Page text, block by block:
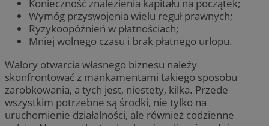
Konieczność znalezienia kapitału na początek;
Wymóg przyswojenia wielu reguł prawnych;
Ryzykoopóźnień w płatnościach;
Mniej wolnego czasu i brak płatnego urlopu.
Walory otwarcia własnego biznesu należy
skonfrontować z mankamentami takiego sposobu
zarobkowania, a tych jest, niestety, kilka. Przede
wszystkim potrzebne są środki, nie tylko na
uruchomienie działalności, ale również codzienne